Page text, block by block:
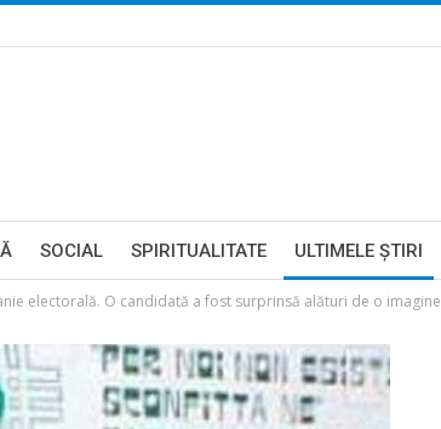
SOCIAL SPIRITUALITATE ULTIMELE ŞTIRI
electorală. O candidată a fost surprinsă alături de o